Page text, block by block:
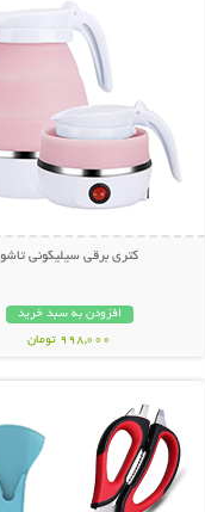
کتری برقی سیلیکونی تاشو
افزودن به سبد خرید
998,000 تومان